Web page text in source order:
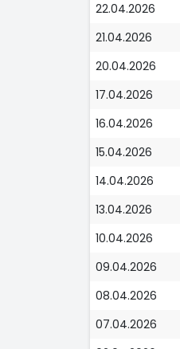
22.04.2026
21.04.2026
20.04.2026
17.04.2026
16.04.2026
15.04.2026
14.04.2026
13.04.2026
10.04.2026
09.04.2026
08.04.2026
07.04.2026